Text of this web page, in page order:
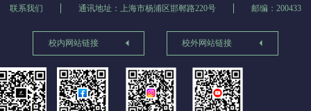
联系我们 通讯地址：上海市杨浦区邯郸路220号 邮编：200433
校内网站链接 校外网站链接